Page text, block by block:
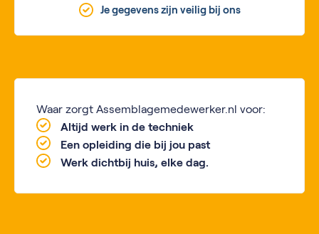
Je gegevens zijn veilig bij ons
Waar zorgt Assemblagemedewerker.nl voor:
Altijd werk in de techniek
Een opleiding die bij jou past
Werk dichtbij huis, elke dag.